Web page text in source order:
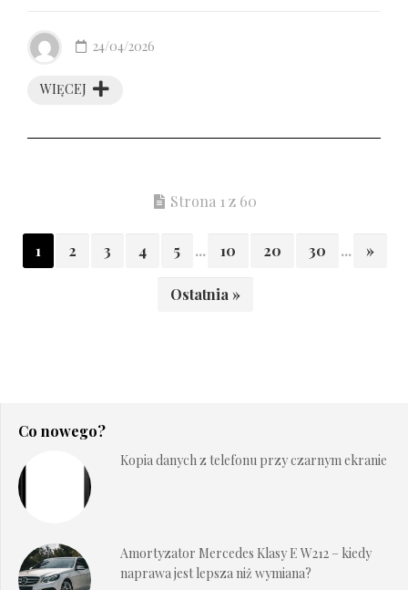
WIĘCEJ
24/04/2026
Strona 1 z 60
1 2 3 4 5 ... 10 20 30 ... »
Ostatnia »
Co nowego?
Kopia danych z telefonu przy czarnym ekranie
Amortyzator Mercedes Klasy E W212 – kiedy
naprawa jest lepsza niż wymiana?